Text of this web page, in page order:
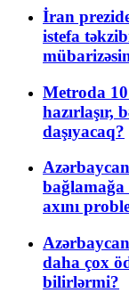
İran
istefa
Metroda 10
hazırlaşır,
daşıyacaq?
bağlamağa
axını
daha çox
bilirlərmi?